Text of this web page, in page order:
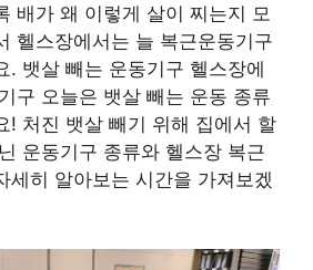
배가 왜 이렇게 살이 찌는지 모
헬스장에서는 늘 복근운동기구
. 뱃살 빼는 운동기구 헬스장에
구 오늘은 뱃살 빼는 운동 종류
! 처진 뱃살 빼기 위해 집에서 할
운동기구 종류와 헬스장 복근
세히 알아보는 시간을 가져보겠